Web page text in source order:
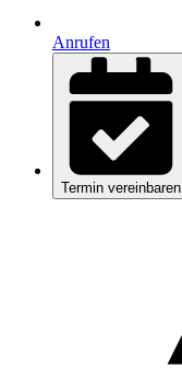
Anrufen
Termin vereinbaren